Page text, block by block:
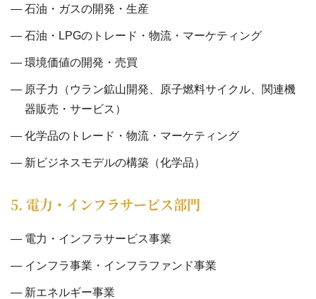
石油・ガスの開発・生産
石油・LPGのトレード・物流・マーケティング
環境価値の開発・売買
原子力（ウラン鉱山開発、原子燃料サイクル、関連機
器販売・サービス）
化学品のトレード・物流・マーケティング
新ビジネスモデルの構築（化学品）
5. 電力・インフラサービス部門
電力・インフラサービス事業
インフラ事業・インフラファンド事業
新エネルギー事業